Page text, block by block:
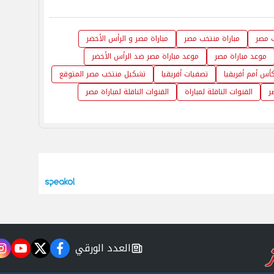
مصر مباراة منتخب مصر
مباراة مصر و الرأس الأخضر
موعد مباراة مصر
موعد مباراة مصر ضد الرأس الأخضر
كأس أمم أفريقيا تصفيات أفريقيا
تشكيل منتخب مصر المتوقع
القنوات الناقلة لمباراة القنوات الناقلة لمباراة مصر
newspaper
العدد الورقي facebook
twitter